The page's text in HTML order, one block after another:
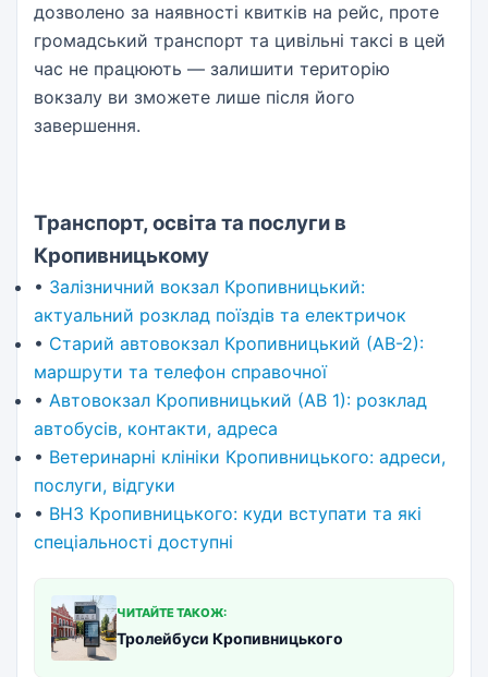
дозволено за наявності квитків на рейс, проте
громадський транспорт та цивільні таксі в цей
час не працюють — залишити територію
вокзалу ви зможете лише після його
завершення.
Транспорт, освіта та послуги в
Кропивницькому
• Залізничний вокзал Кропивницький:
актуальний розклад поїздів та електричок
• Старий автовокзал Кропивницький (АВ-2):
маршрути та телефон справочної
• Автовокзал Кропивницький (АВ 1): розклад
автобусів, контакти, адреса
• Ветеринарні клініки Кропивницького: адреси,
послуги, відгуки
• ВНЗ Кропивницького: куди вступати та які
спеціальності доступні
ЧИТАЙТЕ ТАКОЖ:
Тролейбуси Кропивницького